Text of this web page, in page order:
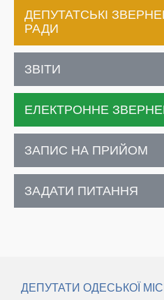
ДЕПУТАТСЬКІ
РАДИ
ЗВІТИ
ЕЛЕКТРОННЕ
ЗАПИС НА ПРИЙОМ
ЗАДАТИ ПИТАННЯ
ДЕПУТАТИ ОДЕСЬКОЇ